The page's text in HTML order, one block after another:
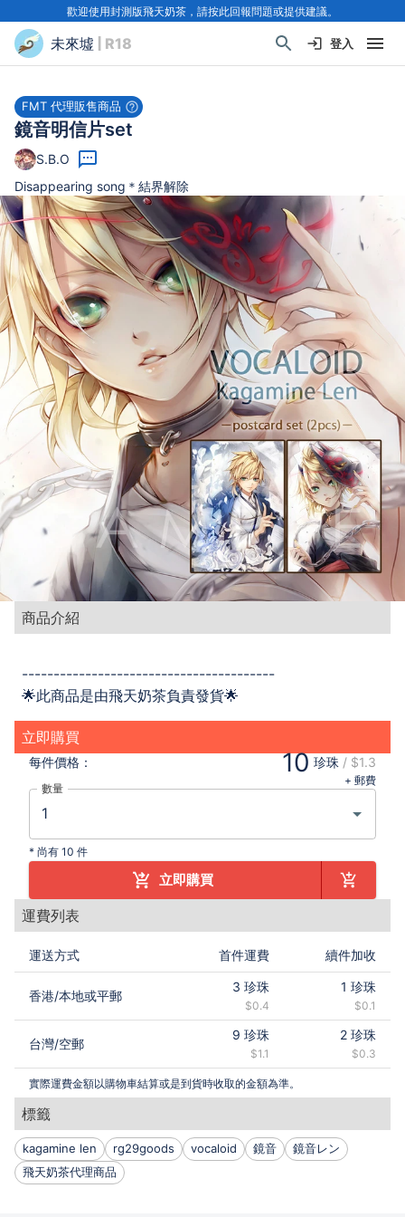
歡迎使用封測版飛天奶茶，請按此回報問題或提供建議。
未來墟 | R18 登入
FMT 代理販售商品
鏡音明信片set
S.B.O
Disappearing song＊結界解除
商品介紹
----------------------------------------
🌟此商品是由飛天奶茶負責發貨🌟
立即購買
每件價格： 10 珍珠 / $1.3
+ 郵費
數量
* 尚有 10 件
立即購買
運費列表
運送方式 首件運費 續件加收
香港/本地或平郵
3 珍珠
$0.4
1 珍珠
$0.1
台灣/空郵
9 珍珠
$1.1
2 珍珠
$0.3
實際運費金額以購物車結算或是到貨時收取的金額為準。
標籤
kagamine len rg29goods vocaloid 鏡音
鏡音レン
飛天奶茶代理商品